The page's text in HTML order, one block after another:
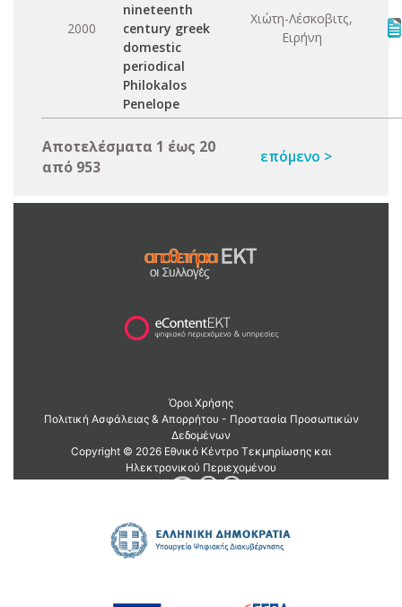
2000
nineteenth
century greek
domestic
periodical
Philokalos
Penelope
Χιώτη-Λέσκοβιτς,
Ειρήνη
Αποτελέσματα 1 έως 20
από 953
επόμενο >